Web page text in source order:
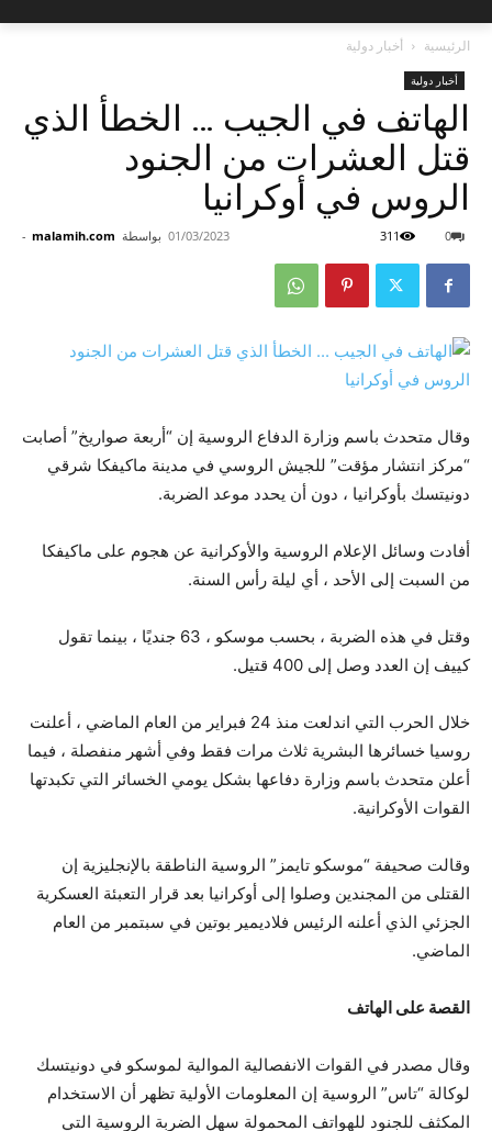
الرئيسية أخبار دولية
أخبار دولية
الهاتف في الجيب … الخطأ الذي
قتل العشرات من الجنود
الروس في أوكرانيا
بواسطة malamih.com
- 01/03/2023 0
311
وقال متحدث باسم وزارة الدفاع الروسية إن “أربعة صواريخ” أصابت
“مركز انتشار مؤقت” للجيش الروسي في مدينة ماكيفكا شرقي
دونيتسك بأوكرانيا ، دون أن يحدد موعد الضربة.
أفادت وسائل الإعلام الروسية والأوكرانية عن هجوم على ماكيفكا
من السبت إلى الأحد ، أي ليلة رأس السنة.
وقتل في هذه الضربة ، بحسب موسكو ، 63 جنديًا ، بينما تقول
كييف إن العدد وصل إلى 400 قتيل.
خلال الحرب التي اندلعت منذ 24 فبراير من العام الماضي ، أعلنت
روسيا خسائرها البشرية ثلاث مرات فقط وفي أشهر منفصلة ، فيما
أعلن متحدث باسم وزارة دفاعها بشكل يومي الخسائر التي تكبدتها
القوات الأوكرانية.
وقالت صحيفة “موسكو تايمز” الروسية الناطقة بالإنجليزية إن
القتلى من المجندين وصلوا إلى أوكرانيا بعد قرار التعبئة العسكرية
الجزئي الذي أعلنه الرئيس فلاديمير بوتين في سبتمبر من العام
الماضي.
القصة على الهاتف
وقال مصدر في القوات الانفصالية الموالية لموسكو في دونيتسك
لوكالة “تاس” الروسية إن المعلومات الأولية تظهر أن الاستخدام
المكثف للجنود للهواتف المحمولة سهل الضربة الروسية التي